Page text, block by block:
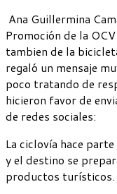
Ana Guillermina
Promoción de la
tambien de la
regaló un mensaje
poco tratando de
hicieron favor de
de redes sociales:
La ciclovía hace
y el destino se
productos turísticos.